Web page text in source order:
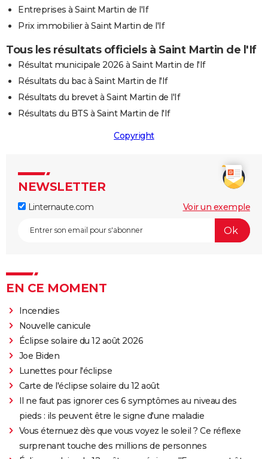
Entreprises à Saint Martin de l'If
Prix immobilier à Saint Martin de l'If
Tous les résultats officiels à Saint Martin de l'If
Résultat municipale 2026 à Saint Martin de l'If
Résultats du bac à Saint Martin de l'If
Résultats du brevet à Saint Martin de l'If
Résultats du BTS à Saint Martin de l'If
Copyright
NEWSLETTER
Linternaute.com Voir un exemple
EN CE MOMENT
Incendies
Nouvelle canicule
Éclipse solaire du 12 août 2026
Joe Biden
Lunettes pour l'éclipse
Carte de l'éclipse solaire du 12 août
Il ne faut pas ignorer ces 6 symptômes au niveau des
pieds : ils peuvent être le signe d'une maladie
Vous éternuez dès que vous voyez le soleil ? Ce réflexe
surprenant touche des millions de personnes